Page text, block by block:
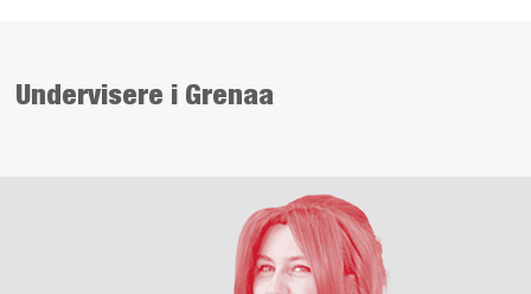
Undervisere i Grenaa